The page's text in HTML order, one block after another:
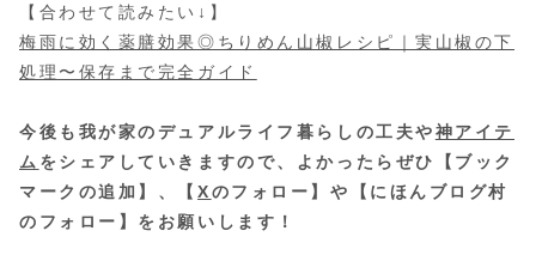
【合わせて読みたい↓】
梅雨に効く薬膳効果◎ちりめん山椒レシピ｜実山椒の下
処理〜保存まで完全ガイド
今後も我が家のデュアルライフ暮らしの工夫や神アイテ
ム をシェアしていきますので、よかったらぜひ【ブック
マークの追加】、【Xのフォロー】や【にほんブログ村
のフォロー】をお願いします！